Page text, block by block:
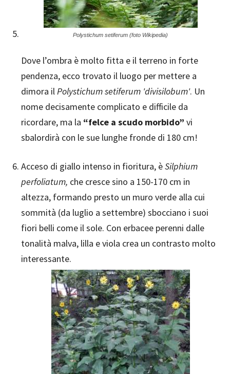
Polystichum setiferum (foto Wikipedia)
Dove l’ombra è molto fitta e il terreno in forte
pendenza, ecco trovato il luogo per mettere a
dimora il Polystichum setiferum 'divisilobum'. Un
nome decisamente complicato e difficile da
ricordare, ma la “felce a scudo morbido” vi
sbalordirà con le sue lunghe fronde di 180 cm!
Acceso di giallo intenso in fioritura, èSilphium
perfoliatum, che cresce sino a 150-170 cm in
altezza, formando presto un muro verde alla cui
sommità (da luglio a settembre) sbocciano i suoi
fiori belli come il sole. Con erbacee perenni dalle
tonalità malva, lilla e viola crea un contrasto molto
interessante.